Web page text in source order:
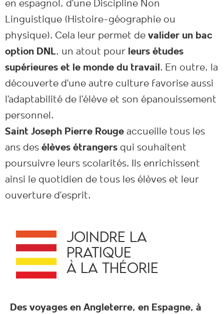
en espagnol, d’une Discipline Non
Linguistique (Histoire-géographie ou
physique). Cela leur permet de valider un bac
option DNL, un atout pour leurs études
supérieures et le monde du travail. En outre, la
découverte d’une autre culture favorise aussi
l’adaptabilité de l’élève et son épanouissement
personnel.
Saint Joseph Pierre Rouge accueille tous les
ans des élèves étrangers qui souhaitent
poursuivre leurs scolarités. Ils enrichissent
ainsi le quotidien de tous les élèves et leur
ouverture d’esprit.
JOINDRE LA
PRATIQUE
À LA THÉORIE
Des voyages en Angleterre, en Espagne, à